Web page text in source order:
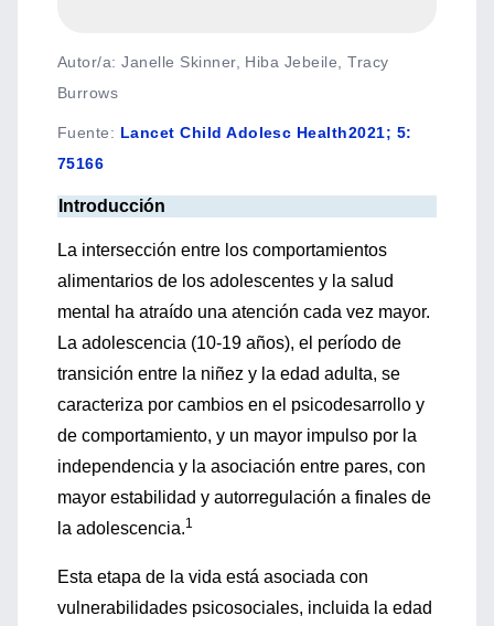
Autor/a: Janelle Skinner, Hiba Jebeile, Tracy
Burrows
Fuente: Lancet Child Adolesc Health2021; 5:
75166
Introducción
La intersección entre los comportamientos
alimentarios de los adolescentes y la salud
mental ha atraído una atención cada vez mayor.
La adolescencia (10-19 años), el período de
transición entre la niñez y la edad adulta, se
caracteriza por cambios en el psicodesarrollo y
de comportamiento, y un mayor impulso por la
independencia y la asociación entre pares, con
mayor estabilidad y autorregulación a finales de
la adolescencia.1
Esta etapa de la vida está asociada con
vulnerabilidades psicosociales, incluida la edad